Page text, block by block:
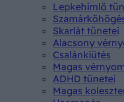
Lepkehimlő
Skarlát tünetei
Alacsony
Csalánkiütés
Magas
ADHD tünetei
Magas